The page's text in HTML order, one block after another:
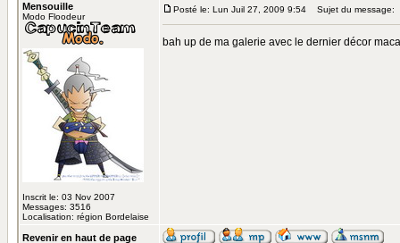
Mensouille
Modo Floodeur
Inscrit le: 03 Nov 2007
Messages: 3516
Localisation: région Bordelaise
Posté le: Lun Juil 27, 2009 9:54 Sujet du message:
bah up de ma galerie avec le dernier décor
Revenir en haut de page